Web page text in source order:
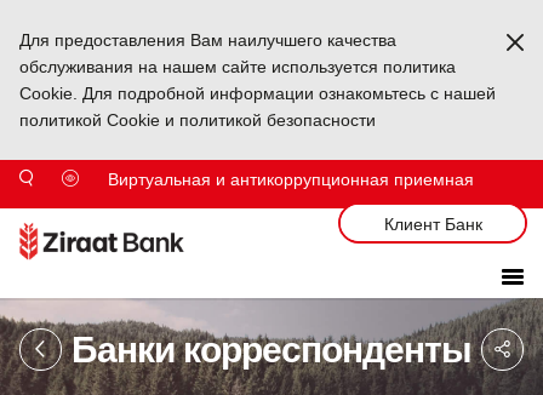
Для предоставления Вам наилучшего качества
обслуживания на нашем сайте используется политика
Cookie. Для подробной информации ознакомьтесь с нашей
политикой Cookie и политикой безопасности
Виртуальная и антикоррупционная приемная
Клиент Банк
Банки корреспонденты